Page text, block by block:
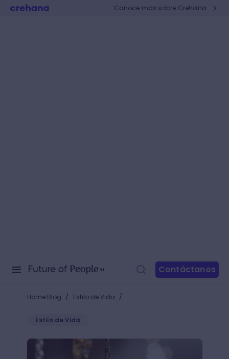
Conoce más sobre Crehana
Contáctanos
Home Blog / Estilo de Vida /
Estilo de Vida
Conoce las técnicas para elaborar bisutería y